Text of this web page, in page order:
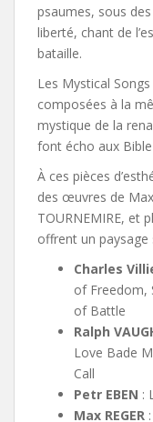
psaumes, sous
liberté, chant de
bataille.
Les Mystical
composées à la
mystique de la
font écho aux
À ces pièces
des œuvres de Max
TOURNEMIRE, et
offrent un
Charles
of Freedom,
of Battle
Ralph
Love Bade
Call
Petr EBEN :
Max REGER